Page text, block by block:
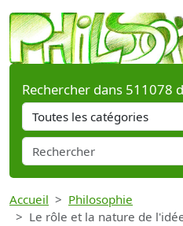
Rechercher dans 511078
Accueil
Philosophie
Le rôle et la nature de